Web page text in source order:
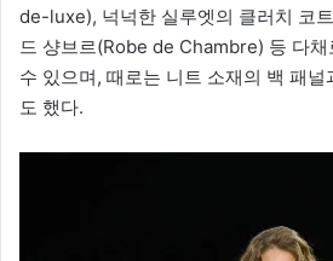
de-luxe), 넉넉한 실루엣의 클러치 코
드 샹브르(Robe de Chambre) 등 다
수 있으며, 때로는 니트 소재의 백 패
도 했다.